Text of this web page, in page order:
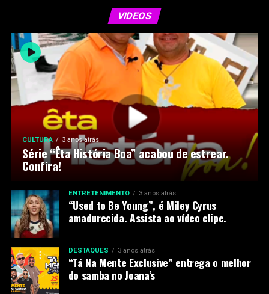
VIDEOS
CULTURA 3 anos atrás
Série “Êta História Boa” acabou de estrear.
Confira!
ENTRETENIMENTO 3 anos atrás
“Used to Be Young”, é Miley Cyrus
amadurecida. Assista ao vídeo clipe.
DESTAQUES 3 anos atrás
“Tá Na Mente Exclusive” entrega o melhor
do samba no Joana’s